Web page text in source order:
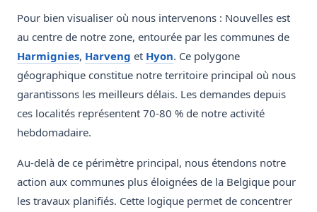
Pour bien visualiser où nous intervenons : Nouvelles est
au centre de notre zone, entourée par les communes de
Harmignies, Harveng et Hyon. Ce polygone
géographique constitue notre territoire principal où nous
garantissons les meilleurs délais. Les demandes depuis
ces localités représentent 70-80 % de notre activité
hebdomadaire.
Au-delà de ce périmètre principal, nous étendons notre
action aux communes plus éloignées de la Belgique pour
les travaux planifiés. Cette logique permet de concentrer